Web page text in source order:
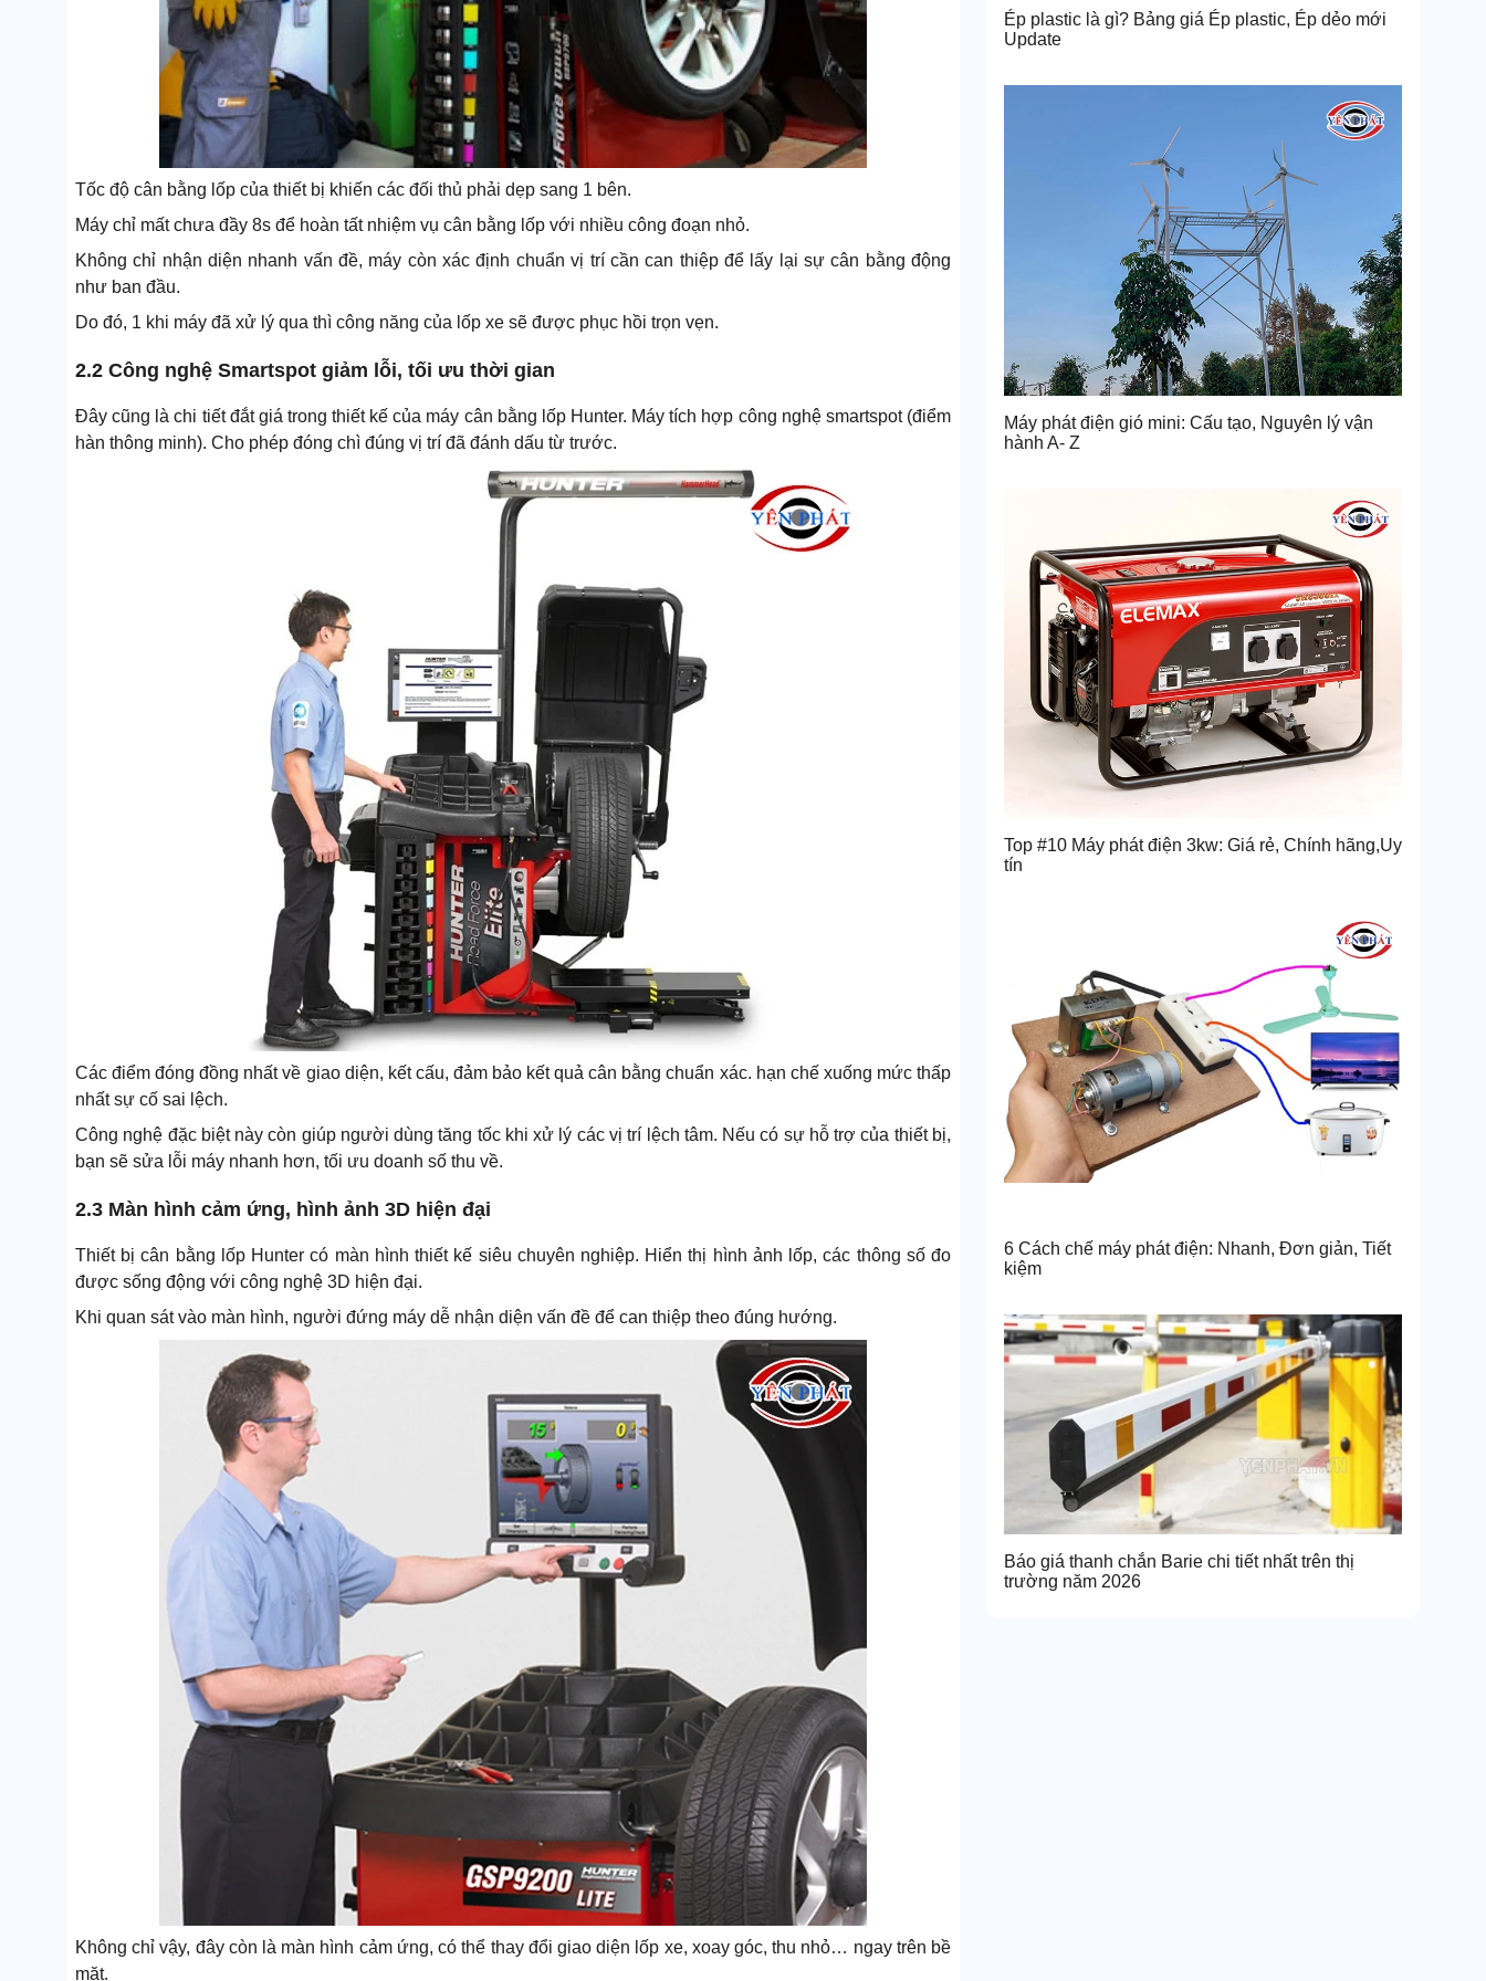
Tốc độ cân bằng lốp của thiết bị khiến các đối thủ phải dẹp sang 1 bên.
Máy chỉ mất chưa đầy 8s để hoàn tất nhiệm vụ cân bằng lốp với nhiều công đoạn nhỏ.
Không chỉ nhận diện nhanh vấn đề, máy còn xác định chuẩn vị trí cần can thiệp để lấy lại sự cân bằng động
như ban đầu.
Do đó, 1 khi máy đã xử lý qua thì công năng của lốp xe sẽ được phục hồi trọn vẹn.
2.2 Công nghệ Smartspot giảm lỗi, tối ưu thời gian
Đây cũng là chi tiết đắt giá trong thiết kế của máy cân bằng lốp Hunter. Máy tích hợp công nghệ smartspot (điểm
hàn thông minh). Cho phép đóng chì đúng vị trí đã đánh dấu từ trước.
Các điểm đóng đồng nhất về giao diện, kết cấu, đảm bảo kết quả cân bằng chuẩn xác. hạn chế xuống mức thấp
nhất sự cố sai lệch.
Công nghệ đặc biệt này còn giúp người dùng tăng tốc khi xử lý các vị trí lệch tâm. Nếu có sự hỗ trợ của thiết bị,
bạn sẽ sửa lỗi máy nhanh hơn, tối ưu doanh số thu về.
2.3 Màn hình cảm ứng, hình ảnh 3D hiện đại
Thiết bị cân bằng lốp Hunter có màn hình thiết kế siêu chuyên nghiệp. Hiển thị hình ảnh lốp, các thông số đo
được sống động với công nghệ 3D hiện đại.
Khi quan sát vào màn hình, người đứng máy dễ nhận diện vấn đề để can thiệp theo đúng hướng.
Không chỉ vậy, đây còn là màn hình cảm ứng, có thể thay đổi giao diện lốp xe, xoay góc, thu nhỏ… ngay trên bề
mặt.
Ép plastic là gì? Bảng giá Ép plastic, Ép dẻo mới
Update
Máy phát điện gió mini: Cấu tạo, Nguyên lý vận
hành A- Z
Top #10 Máy phát điện 3kw: Giá rẻ, Chính hãng,Uy
tín
6 Cách chế máy phát điện: Nhanh, Đơn giản, Tiết
kiệm
Báo giá thanh chắn Barie chi tiết nhất trên thị
trường năm 2026